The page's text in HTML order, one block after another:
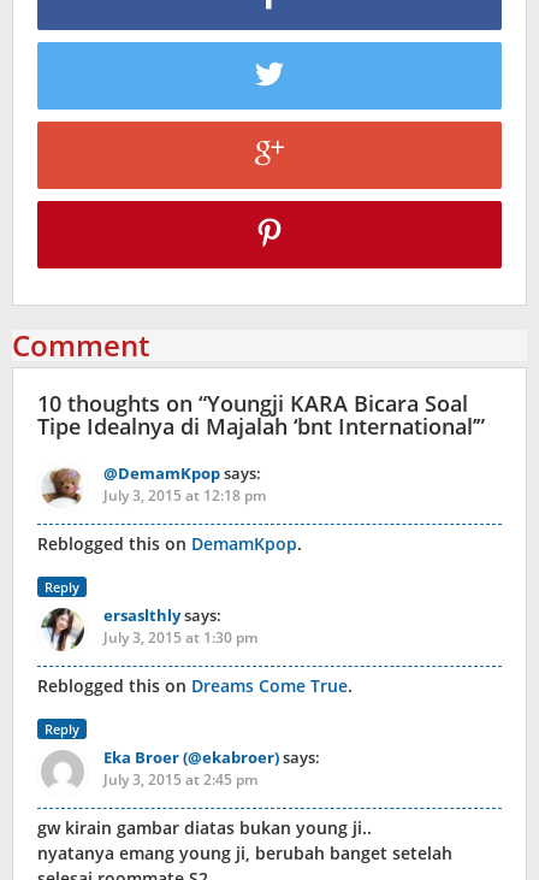
Comment
10 thoughts on “Youngji KARA Bicara Soal
Tipe Idealnya di Majalah ‘bnt International’”
@DemamKpopsays:
July 3, 2015 at 12:18 pm
Reblogged this on DemamKpop.
Reply
ersaslthlysays:
July 3, 2015 at 1:30 pm
Reblogged this on Dreams Come True.
Reply
Eka Broer (@ekabroer)says:
July 3, 2015 at 2:45 pm
gw kirain gambar diatas bukan young ji..
nyatanya emang young ji, berubah banget setelah